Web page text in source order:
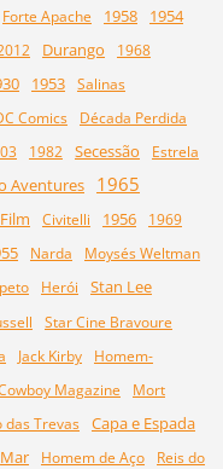
Forte Apache 1958
1954
Durango
1968
1953 Salinas
Comics Década Perdida
1982 Secessão
Estrela
Aventures 1965
Civitelli 1956
1969
Narda
Moysés Weltman
Herói Stan Lee
Star Cine Bravoure
Jack Kirby
Homem-
Magazine
Mort
das Trevas Capa e Espada
Mar Homem de Aço
Reis do